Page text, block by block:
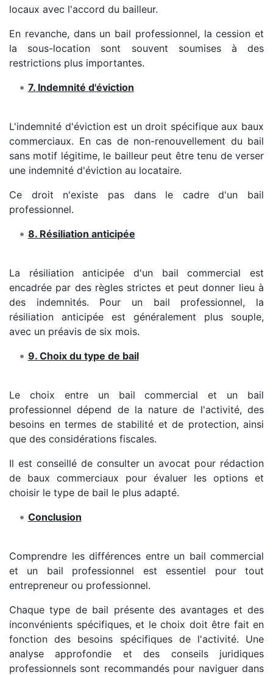
locaux avec l'accord du bailleur.
En revanche, dans un bail professionnel, la cession et
la sous-location sont souvent soumises à des
restrictions plus importantes.
7. Indemnité d'éviction
L'indemnité d'éviction est un droit spécifique aux baux
commerciaux. En cas de non-renouvellement du bail
sans motif légitime, le bailleur peut être tenu de verser
une indemnité d'éviction au locataire.
Ce droit n'existe pas dans le cadre d'un bail
professionnel.
8. Résiliation anticipée
La résiliation anticipée d'un bail commercial est
encadrée par des règles strictes et peut donner lieu à
des indemnités. Pour un bail professionnel, la
résiliation anticipée est généralement plus souple,
avec un préavis de six mois.
9. Choix du type de bail
Le choix entre un bail commercial et un bail
professionnel dépend de la nature de l'activité, des
besoins en termes de stabilité et de protection, ainsi
que des considérations fiscales.
Il est conseillé de consulter un avocat pour rédaction
de baux commerciaux pour évaluer les options et
choisir le type de bail le plus adapté.
Conclusion
Comprendre les différences entre un bail commercial
et un bail professionnel est essentiel pour tout
entrepreneur ou professionnel.
Chaque type de bail présente des avantages et des
inconvénients spécifiques, et le choix doit être fait en
fonction des besoins spécifiques de l'activité. Une
analyse approfondie et des conseils juridiques
professionnels sont recommandés pour naviguer dans